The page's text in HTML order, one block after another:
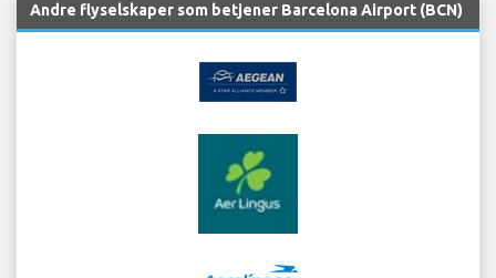
Andre flyselskaper som betjener Barcelona Airport (BCN)